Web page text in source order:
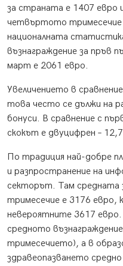
за страната e 1407 евро
четвъртото тримесечие
националната
възнаграждение за пръв
март е 2061 евро.
Увеличението в
това често се дължи на
бонуси. В сравнение с
скокът е двуцифрен –
По традиция най-добре
и разпространение на
секторът. Там средната
тримесечие е 3176 евро,
невероятните 3617
средното
тримесечието), а в
здравеопазването